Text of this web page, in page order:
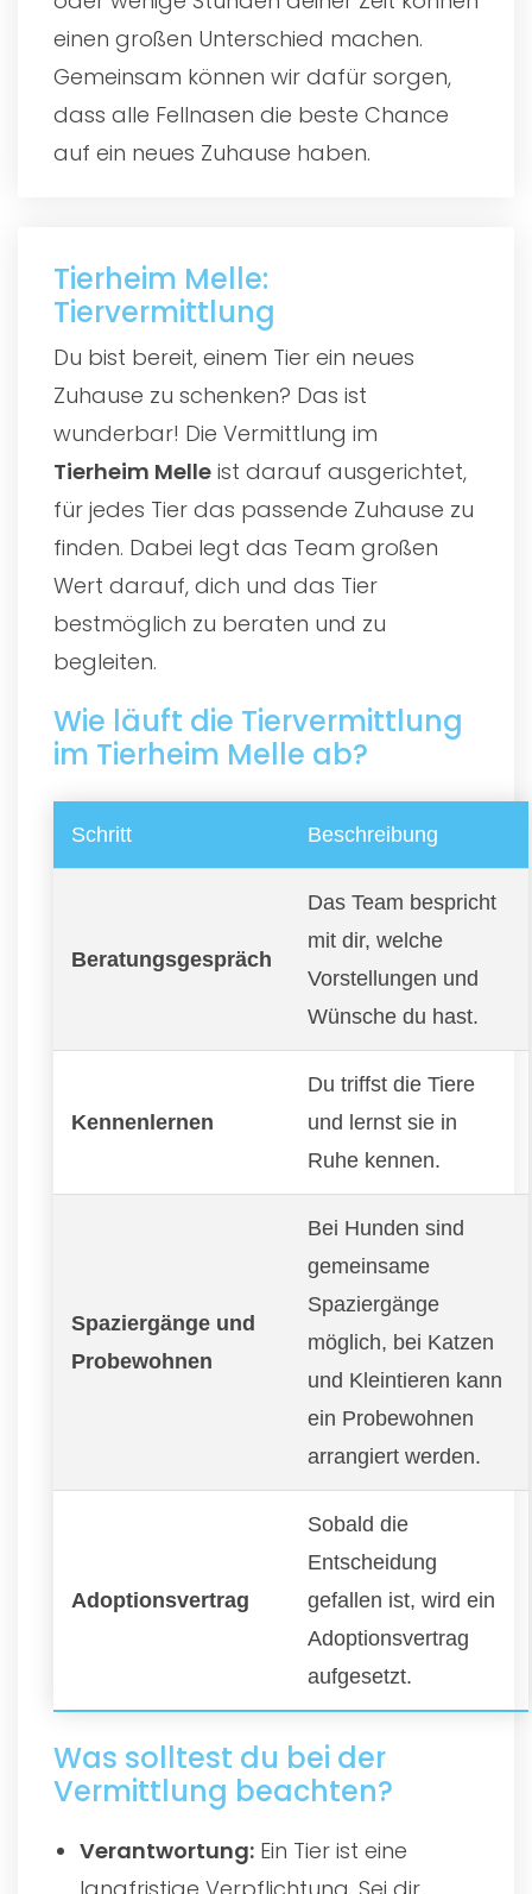
einen großen Unterschied machen.
Gemeinsam können wir dafür sorgen,
dass alle Fellnasen die beste Chance
auf ein neues Zuhause haben.
Tierheim Melle:
Tiervermittlung
Du bist bereit, einem Tier ein neues
Zuhause zu schenken? Das ist
wunderbar! Die Vermittlung im
Tierheim Melle ist darauf ausgerichtet,
für jedes Tier das passende Zuhause zu
finden. Dabei legt das Team großen
Wert darauf, dich und das Tier
bestmöglich zu beraten und zu
begleiten.
Wie läuft die Tiervermittlung
im Tierheim Melle ab?
Schritt Beschreibung
Beratungsgespräch
Das Team bespricht
mit dir, welche
Vorstellungen und
Wünsche du hast.
Kennenlernen
Du triffst die Tiere
und lernst sie in
Ruhe kennen.
Spaziergänge und
Probewohnen
Bei Hunden sind
gemeinsame
Spaziergänge
möglich, bei Katzen
und Kleintieren kann
ein Probewohnen
arrangiert werden.
Adoptionsvertrag
Sobald die
Entscheidung
gefallen ist, wird ein
Adoptionsvertrag
aufgesetzt.
Was solltest du bei der
Vermittlung beachten?
Verantwortung: Ein Tier ist eine
langfristige Verpflichtung. Sei dir